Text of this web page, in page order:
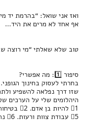
ואז אני שואל: “בהרמת יד
אף אחד לא מרים את היד…
טוב שלא שאלתי “מי רוצה
סיפור 1️⃣: מה אפשרי?
שזו דרך נפלאה להשפיע
היהלומים שלי על הערכים
1⃣ להיות בן אדם. 2⃣ בטיחות. 3⃣ מצויינות. 4⃣ מנהיגות.
5⃣ עבודת צוות ורעות. 6⃣ נתינה ותרומה.